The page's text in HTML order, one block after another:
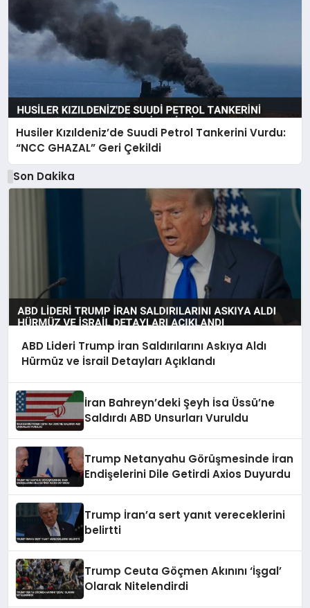
Husiler Kızıldeniz’de Suudi Petrol Tankerini Vurdu:
“NCC GHAZAL” Geri Çekildi
Son Dakika
ABD Lideri Trump İran Saldırılarını Askıya Aldı
Hürmüz ve İsrail Detayları Açıklandı
İran Bahreyn’deki Şeyh İsa Üssü’ne
Saldırdı ABD Unsurları Vuruldu
Trump Netanyahu Görüşmesinde İran
Endişelerini Dile Getirdi Axios Duyurdu
Trump İran’a sert yanıt vereceklerini
belirtti
Trump Ceuta Göçmen Akınını ‘İşgal’
Olarak Nitelendirdi